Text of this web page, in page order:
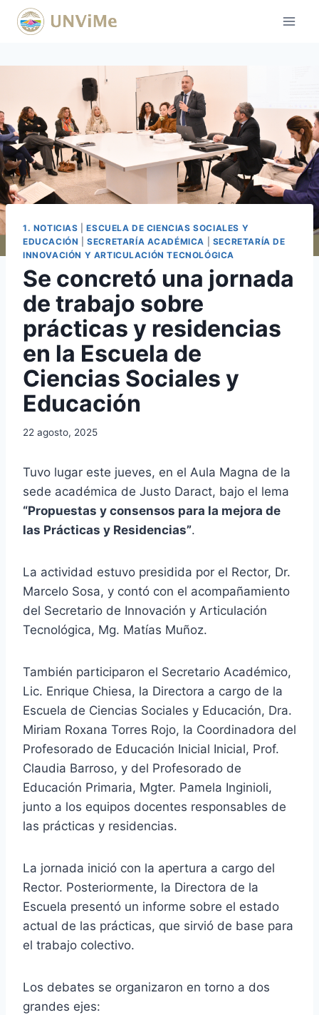
Saltar
1. NOTICIAS |ESCUELA DE CIENCIAS SOCIALES Y
EDUCACIÓN |SECRETARÍA ACADÉMICA
SECRETARÍA DE
INNOVACIÓN Y ARTICULACIÓN TECNOLÓGICA
Se concretó una jornada
de trabajo sobre
prácticas y residencias
en la Escuela de
Ciencias Sociales y
Educación
22 agosto, 2025
Tuvo lugar este jueves, en el Aula Magna de la
sede académica de Justo Daract, bajo el lema
“Propuestas y consensos para la mejora de
las Prácticas y Residencias”.
La actividad estuvo presidida por el Rector, Dr.
Marcelo Sosa, y contó con el acompañamiento
del Secretario de Innovación y Articulación
Tecnológica, Mg. Matías Muñoz.
También participaron el Secretario Académico,
Lic. Enrique Chiesa, la Directora a cargo de la
Escuela de Ciencias Sociales y Educación, Dra.
Miriam Roxana Torres Rojo, la Coordinadora del
Profesorado de Educación Inicial Inicial, Prof.
Claudia Barroso, y del Profesorado de
Educación Primaria, Mgter. Pamela Inginioli,
junto a los equipos docentes responsables de
las prácticas y residencias.
La jornada inició con la apertura a cargo del
Rector. Posteriormente, la Directora de la
Escuela presentó un informe sobre el estado
actual de las prácticas, que sirvió de base para
el trabajo colectivo.
Los debates se organizaron en torno a dos
grandes ejes: